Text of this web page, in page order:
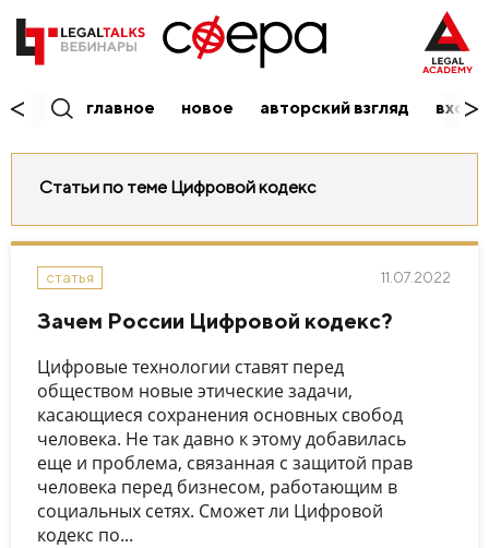
главное новое авторский взгляд вход/
Статьи по теме Цифровой кодекс
статья 11.07.2022
Зачем России Цифровой кодекс?
Цифровые технологии ставят перед
обществом новые этические задачи,
касающиеся сохранения основных свобод
человека. Не так давно к этому добавилась
еще и проблема, связанная с защитой прав
человека перед бизнесом, работающим в
социальных сетях. Сможет ли Цифровой
кодекс по...